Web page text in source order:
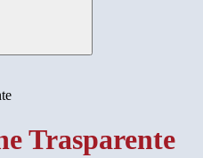
Trasparente